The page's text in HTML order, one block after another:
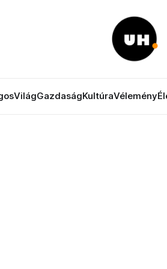
VilágGazdaságKultúraVélemény